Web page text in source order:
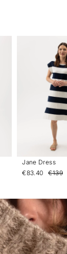
Jane Dress
€83.40
€139